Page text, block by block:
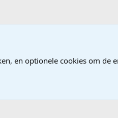
en optionele cookies om de